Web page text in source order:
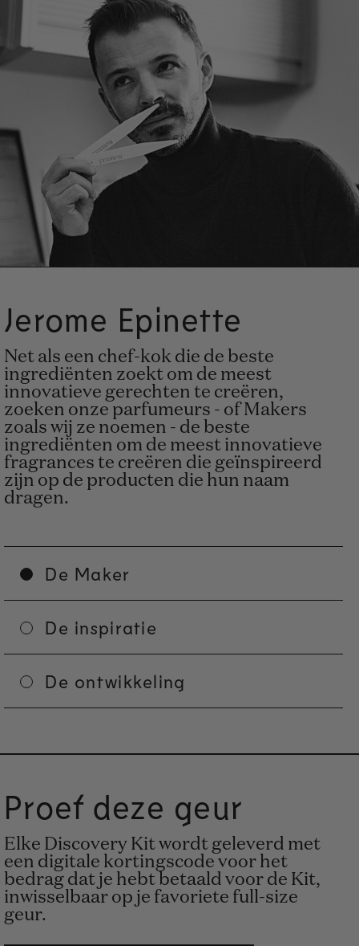
Jerome Epinette
Net als een chef-kok die de beste
ingrediënten zoekt om de meest
innovatieve gerechten te creëren,
zoeken onze parfumeurs - of Makers
zoals wij ze noemen - de beste
ingrediënten om de meest innovatieve
fragrances te creëren die geïnspireerd
zijn op de producten die hun naam
dragen.
De Maker
De inspiratie
De ontwikkeling
Proef deze geur
Elke Discovery Kit wordt geleverd met
een digitale kortingscode voor het
bedrag dat je hebt betaald voor de Kit,
inwisselbaar op je favoriete full-size
geur.